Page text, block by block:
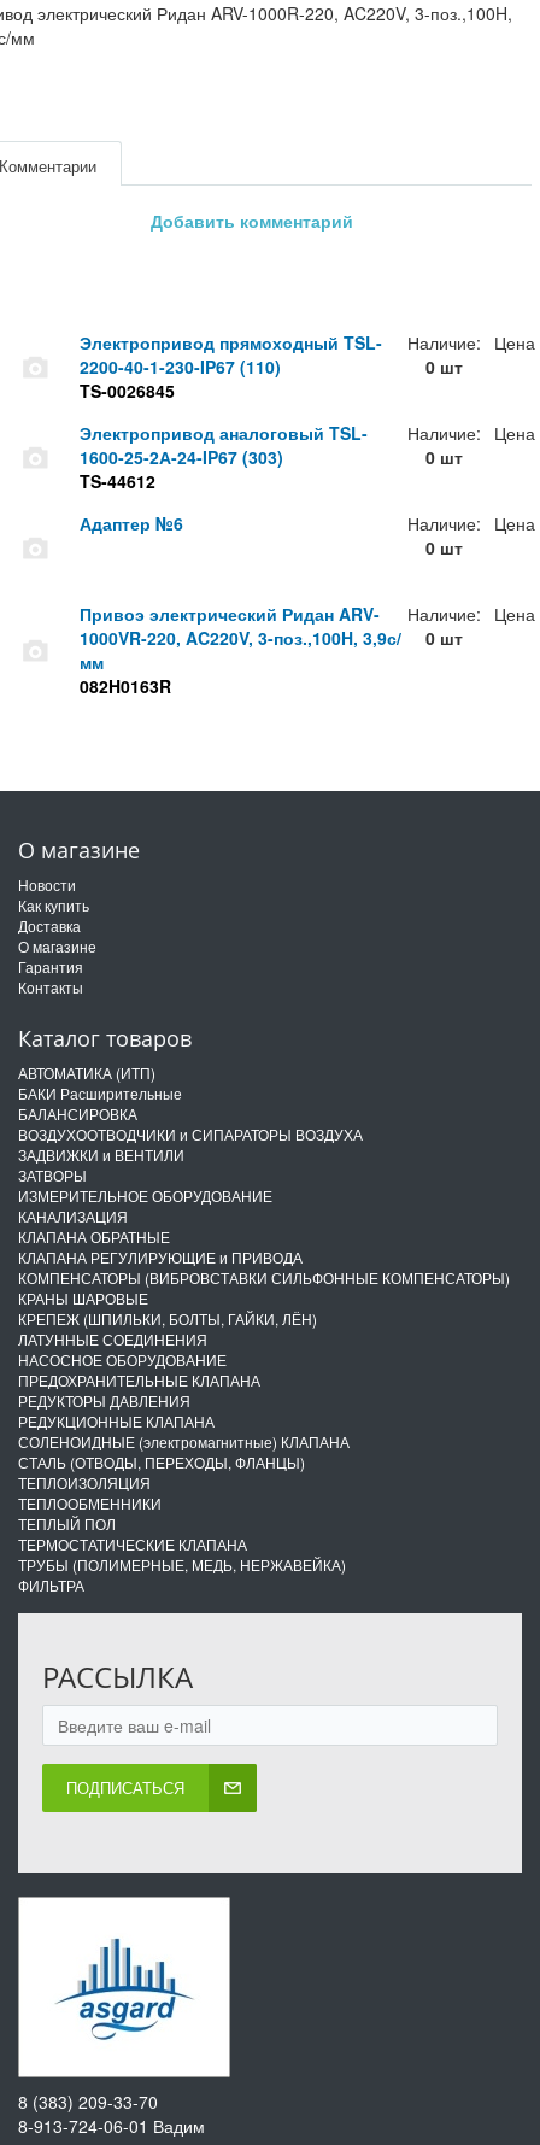
электрический Ридан ARV-1000R-220, AC220V, 3-поз.,100H,
мм
Добавить комментарий
Электропривод прямоходный TSL-
2200-40-1-230-IP67 (110)
TS-0026845
Наличие:
0 шт
Цена
Электропривод аналоговый TSL-
1600-25-2А-24-IP67 (303)
TS-44612
Наличие:
0 шт
Цена
Адаптер №6
Наличие:
0 шт
Цена
Привоэ электрический Ридан ARV-
1000VR-220, AC220V, 3-поз.,100H, 3,9с/
мм
082H0163R
Наличие:
0 шт
Цена
О магазине
Новости
Как купить
Доставка
О магазине
Гарантия
Контакты
Каталог товаров
АВТОМАТИКА (ИТП)
БАКИ Расширительные
БАЛАНСИРОВКА
ВОЗДУХООТВОДЧИКИ и СИПАРАТОРЫ ВОЗДУХА
ЗАДВИЖКИ и ВЕНТИЛИ
ЗАТВОРЫ
ИЗМЕРИТЕЛЬНОЕ ОБОРУДОВАНИЕ
КАНАЛИЗАЦИЯ
КЛАПАНА ОБРАТНЫЕ
КЛАПАНА РЕГУЛИРУЮЩИЕ и ПРИВОДА
КОМПЕНСАТОРЫ (ВИБРОВСТАВКИ СИЛЬФОННЫЕ КОМПЕНСАТОРЫ)
КРАНЫ ШАРОВЫЕ
КРЕПЕЖ (ШПИЛЬКИ, БОЛТЫ, ГАЙКИ, ЛЁН)
ЛАТУННЫЕ СОЕДИНЕНИЯ
НАСОСНОЕ ОБОРУДОВАНИЕ
ПРЕДОХРАНИТЕЛЬНЫЕ КЛАПАНА
РЕДУКТОРЫ ДАВЛЕНИЯ
РЕДУКЦИОННЫЕ КЛАПАНА
СОЛЕНОИДНЫЕ (электромагнитные) КЛАПАНА
СТАЛЬ (ОТВОДЫ, ПЕРЕХОДЫ, ФЛАНЦЫ)
ТЕПЛОИЗОЛЯЦИЯ
ТЕПЛООБМЕННИКИ
ТЕПЛЫЙ ПОЛ
ТЕРМОСТАТИЧЕСКИЕ КЛАПАНА
ТРУБЫ (ПОЛИМЕРНЫЕ, МЕДЬ, НЕРЖАВЕЙКА)
ФИЛЬТРА
РАССЫЛКА
ПОДПИСАТЬСЯ
8 (383) 209-33-70
8-913-724-06-01 Вадим